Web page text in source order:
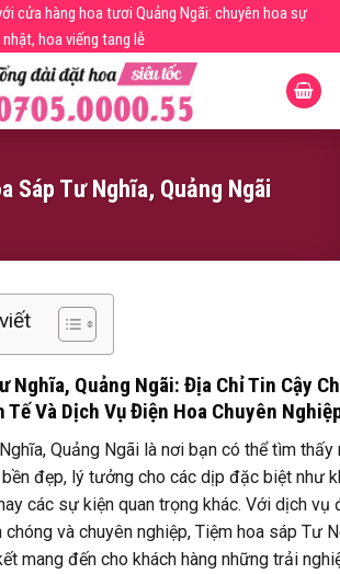
cửa hàng hoa tươi Quảng Ngãi: chuyên hoa sự
hoa viếng tang lễ
Sáp Tư Nghĩa, Quảng Ngãi
Nghĩa, Quảng Ngãi: Địa Chỉ Tin Cậy
Tế Và Dịch Vụ Điện Hoa Chuyên
Quảng Ngãi là nơi bạn có thể tìm thấy
đẹp, lý tưởng cho các dịp đặc biệt như
các sự kiện quan trọng khác. Với dịch vụ
chóng và chuyên nghiệp, Tiệm hoa sáp Tư
mang đến cho khách hàng những trải